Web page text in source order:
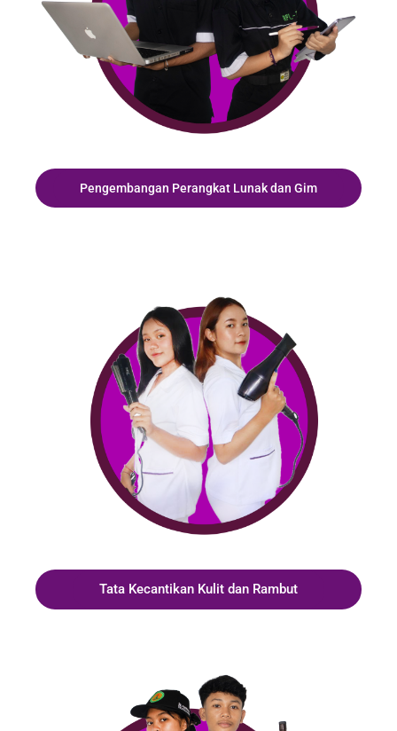
Pengembangan Perangkat Lunak dan Gim
Tata Kecantikan Kulit dan Rambut